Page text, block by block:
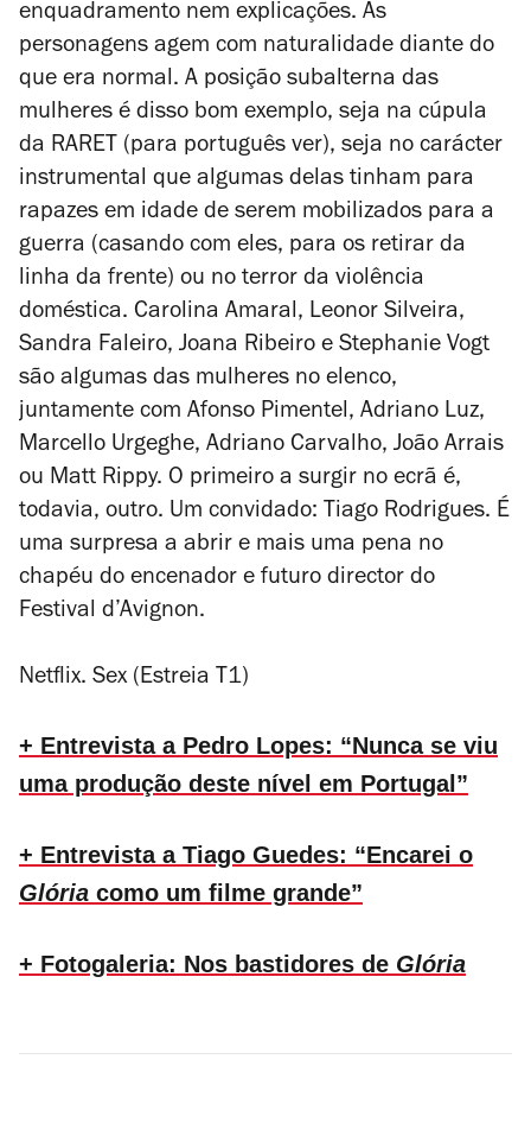
enquadramento nem explicações. As
personagens agem com naturalidade diante do
que era normal. A posição subalterna das
mulheres é disso bom exemplo, seja na cúpula
da RARET (para português ver), seja no carácter
instrumental que algumas delas tinham para
rapazes em idade de serem mobilizados para a
guerra (casando com eles, para os retirar da
linha da frente) ou no terror da violência
doméstica. Carolina Amaral, Leonor Silveira,
Sandra Faleiro, Joana Ribeiro e Stephanie Vogt
são algumas das mulheres no elenco,
juntamente com Afonso Pimentel, Adriano Luz,
Marcello Urgeghe, Adriano Carvalho, João Arrais
ou Matt Rippy. O primeiro a surgir no ecrã é,
todavia, outro. Um convidado: Tiago Rodrigues. É
uma surpresa a abrir e mais uma pena no
chapéu do encenador e futuro director do
Festival d’Avignon.
Netflix. Sex (Estreia T1)
+ Entrevista a Pedro Lopes: “Nunca se viu
uma produção deste nível em Portugal”
+ Entrevista a Tiago Guedes: “Encarei o
Glória como um filme grande”
+ Fotogaleria: Nos bastidores de Glória